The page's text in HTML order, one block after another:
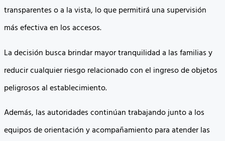
transparentes o a la vista, lo que permitirá una supervisión
más efectiva en los accesos.
La decisión busca brindar mayor tranquilidad a las familias y
reducir cualquier riesgo relacionado con el ingreso de objetos
peligrosos al establecimiento.
Además, las autoridades continúan trabajando junto a los
equipos de orientación y acompañamiento para atender las